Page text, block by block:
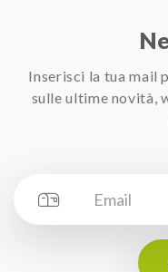
Inserisci la tua mail
sulle ultime novità,